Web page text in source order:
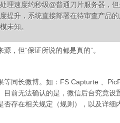
理速度约秒级@普通刀片服务器，
提升，系统直接部署在待审查产品
未知。
，但“保证所说的都是真的”。
同长微博。如：FS Capturte 、
前无法确认的是，微信后台究竟设
存在相关规定（规则），以及详细